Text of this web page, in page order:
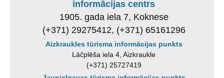
informācijas centrs
1905. gada iela 7, Koknese
(+371) 29275412, (+371) 65161296
Aizkraukles tūrisma informācijas punkts
Lāčplēša iela 4, Aizkraukle
(+371) 25727419